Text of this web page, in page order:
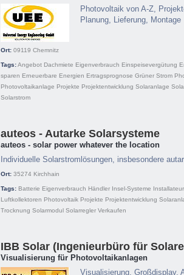
Photovoltaik von A-Z,
Planung, Lieferung, Montage
Ort: 09119 Chemnitz
Tags:Angebot Dachmiete Eigenverbrauch Einspeisevergütung
sparen Erneuerbare Energien Ertragsprognose Grüner Strom
Photovoltaikanlage Projekte Projektentwicklung Solaranlage
Solarstrom
auteos - Autarke Solarsysteme
auteos - solar power whatever the location
Individuelle Solarstromlösungen, insbesondere
Ort: 35274 Kirchhain
Tags: Batterie Eigenverbrauch Händler Insel-Systeme Installateur
Luftkollektoren Photovoltaik Projekte Projektentwicklung
Trocknung Solarmodul Solarregler Verkaufen
IBB Solar (Ingenieurbüro für
Visualisierung für Photovoltaikanlagen
Visualisierung, Großdisplay,